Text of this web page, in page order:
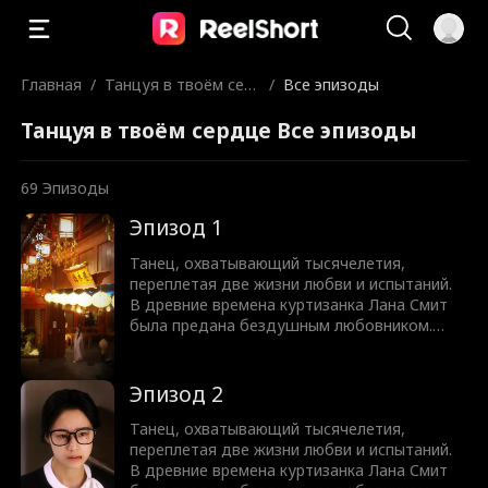
Главная / Танцуя в твоём сер
/ Все эпизоды
Танцуя в твоём сердце Все эпизоды
69 Эпизоды
Эпизод 1
Танец, охватывающий тысячелетия,
переплетая две жизни любви и испытаний.
В древние времена куртизанка Лана Смит
была предана бездушным любовником.
собрать крупную сумму на операцию.
Вынужденная стать служанкой в семье
Харви, она нацеливается на завоевание
Дугласа Харви, наследника конгломерата.
Дуглас, остерегающийся любви и
Эпизод 2
Танец, охватывающий тысячелетия,
переплетая две жизни любви и испытаний.
В древние времена куртизанка Лана Смит